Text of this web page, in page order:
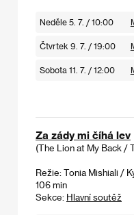
Neděle 5. 7. / 10:00
Čtvrtek 9. 7. / 19:00
Sobota 11. 7. / 12:00
Za zády mi číhá lev
(The Lion at My Back /
Režie: Tonia Mishiali /
106 min
Sekce: Hlavní soutěž